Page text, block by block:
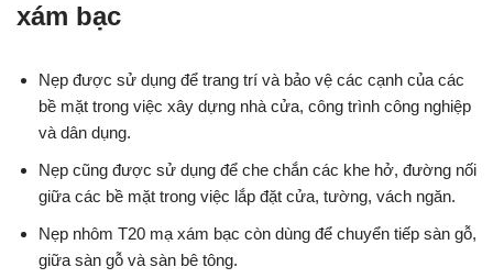
xám bạc
Nẹp được sử dụng để trang trí và bảo vệ các cạnh của các
bề mặt trong việc xây dựng nhà cửa, công trình công nghiệp
và dân dụng.
Nẹp cũng được sử dụng để che chắn các khe hở, đường nối
giữa các bề mặt trong việc lắp đặt cửa, tường, vách ngăn.
Nẹp nhôm T20 mạ xám bạc còn dùng để chuyển tiếp sàn gỗ,
giữa sàn gỗ và sàn bê tông.